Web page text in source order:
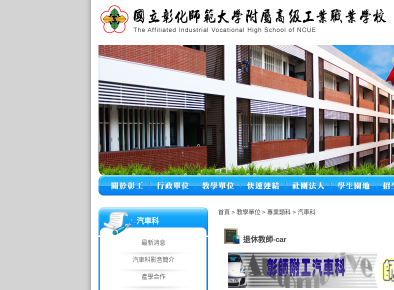
汽車科
最新消息
汽車科影音簡介
產學合作
首頁 > 教學單位 > 專業類科 > 汽車科
退休教師-car